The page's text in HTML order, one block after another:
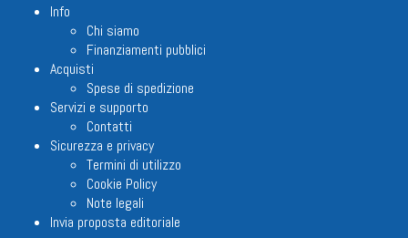
Info
Chi siamo
Finanziamenti pubblici
Acquisti
Spese di spedizione
Servizi e supporto
Contatti
Sicurezza e privacy
Termini di utilizzo
Cookie Policy
Note legali
Invia proposta editoriale